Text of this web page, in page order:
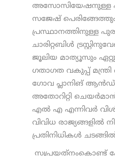
അസോസിയേഷനുള്ള
സജേഷ് പെരിങ്ങേത്തും
പ്രസ്ഥാനത്തിനുള്ള
ചാരിറ്റബിൾ
ജൂലിയ മാത്യൂസും
ഗതാഗത വകുപ്പ്
ഗോവ പ്ലാനിങ്
അതോറിറ്റി
എൽ എ എന്നിവർ
വിവിധ രാജ്യങ്ങളിൽ
പ്രതിനിധികൾ
സ്വപ്രയത്‌നംകൊണ്ട്